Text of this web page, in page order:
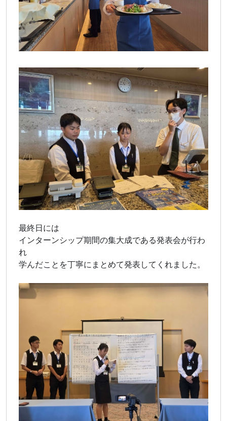
最終日には
インターンシップ期間の集大成である発表会が行わ
れ
学んだことを丁寧にまとめて発表してくれました。